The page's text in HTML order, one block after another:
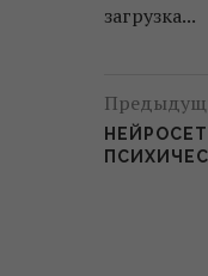
загрузка...